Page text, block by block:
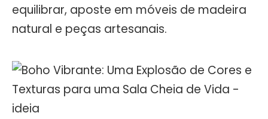
equilibrar, aposte em móveis de madeira
natural e peças artesanais.